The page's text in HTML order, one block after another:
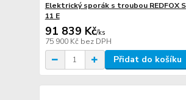
Elektrický sporák s troubou REDFOX
11 E
91 839 Kč/ks
75 900 Kč bez DPH
Přidat do košíku